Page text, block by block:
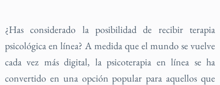
¿Has considerado la posibilidad de recibir terapia
psicológica en línea? A medida que el mundo se vuelve
cada vez más digital, la psicoterapia en línea se ha
convertido en una opción popular para aquellos que